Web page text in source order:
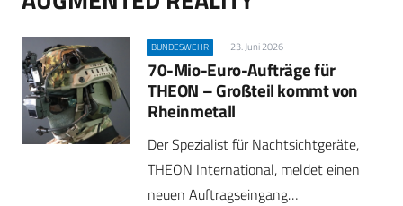
BUNDESWEHR 23. Juni 2026
70-Mio-Euro-Aufträge für
THEON – Großteil kommt von
Rheinmetall
Der Spezialist für Nachtsichtgeräte,
THEON International, meldet einen
neuen Auftragseingang…